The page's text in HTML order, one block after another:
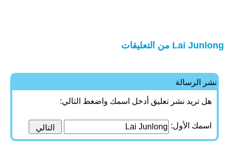
Lai Junlong من التعليقات
نشر الرسالة
هل تريد نشر تعليق أدخل اسمك واضغط التالي:
اسمك الأول: